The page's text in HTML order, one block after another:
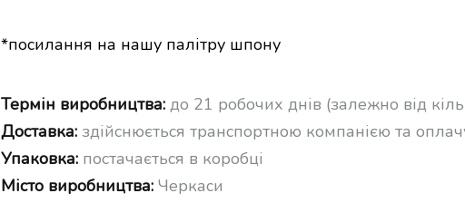
*посилання на нашу палітру шпону
Термін виробництва: до 21 робочих днів (залежно від
Доставка: здійснюється транспортною компанією та
Упаковка: постачається в коробці
Місто виробництва: Черкаси